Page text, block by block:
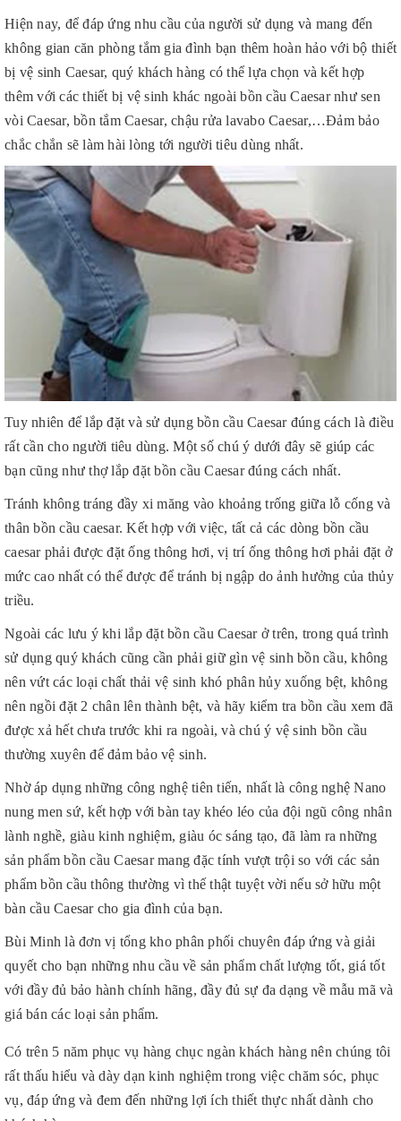
Hiện nay, để đáp ứng nhu cầu của người sử dụng và mang đến
không gian căn phòng tắm gia đình bạn thêm hoàn hảo với bộ thiết
bị vệ sinh Caesar, quý khách hàng có thể lựa chọn và kết hợp
thêm với các thiết bị vệ sinh khác ngoài bồn cầu Caesar như sen
vòi Caesar, bồn tắm Caesar, chậu rửa lavabo Caesar,…Đảm bảo
chắc chắn sẽ làm hài lòng tới người tiêu dùng nhất.
Tuy nhiên để lắp đặt và sử dụng bồn cầu Caesar đúng cách là điều
rất cần cho người tiêu dùng. Một số chú ý dưới đây sẽ giúp các
bạn cũng như thợ lắp đặt bồn cầu Caesar đúng cách nhất.
Tránh không tráng đầy xi măng vào khoảng trống giữa lỗ cống và
thân bồn cầu caesar. Kết hợp với việc, tất cả các dòng bồn cầu
caesar phải được đặt ống thông hơi, vị trí ống thông hơi phải đặt ở
mức cao nhất có thể được để tránh bị ngập do ảnh hưởng của thủy
triều.
Ngoài các lưu ý khi lắp đặt bồn cầu Caesar ở trên, trong quá trình
sử dụng quý khách cũng cần phải giữ gìn vệ sinh bồn cầu, không
nên vứt các loại chất thải vệ sinh khó phân hủy xuống bệt, không
nên ngồi đặt 2 chân lên thành bệt, và hãy kiểm tra bồn cầu xem đã
được xả hết chưa trước khi ra ngoài, và chú ý vệ sinh bồn cầu
thường xuyên để đảm bảo vệ sinh.
Nhờ áp dụng những công nghệ tiên tiến, nhất là công nghệ Nano
nung men sứ, kết hợp với bàn tay khéo léo của đội ngũ công nhân
lành nghề, giàu kinh nghiệm, giàu óc sáng tạo, đã làm ra những
sản phẩm bồn cầu Caesar mang đặc tính vượt trội so với các sản
phẩm bồn cầu thông thường vì thế thật tuyệt vời nếu sở hữu một
bàn cầu Caesar cho gia đình của bạn.
Bùi Minh là đơn vị tổng kho phân phối chuyên đáp ứng và giải
quyết cho bạn những nhu cầu về sản phẩm chất lượng tốt, giá tốt
với đầy đủ bảo hành chính hãng, đầy đủ sự đa dạng về mẫu mã và
giá bán các loại sản phẩm.
Có trên 5 năm phục vụ hàng chục ngàn khách hàng nên chúng tôi
rất thấu hiểu và dày dạn kinh nghiệm trong việc chăm sóc, phục
vụ, đáp ứng và đem đến những lợi ích thiết thực nhất dành cho